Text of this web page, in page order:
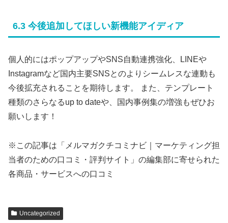
6.3 今後追加してほしい新機能アイディア
個人的にはポップアップやSNS自動連携強化、LINEや
Instagramなど国内主要SNSとのよりシームレスな連動も
今後拡充されることを期待します。 また、テンプレート
種類のさらなるup to dateや、国内事例集の増強もぜひお
願いします！
※この記事は「メルマガクチコミナビ｜マーケティング担
当者のための口コミ・評判サイト」の編集部に寄せられた
各商品・サービスへの口コミ
Uncategorized